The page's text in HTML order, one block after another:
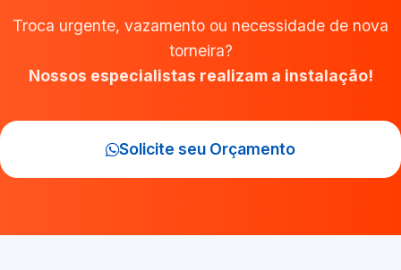
Troca urgente, vazamento ou necessidade de nova
torneira?
Nossos especialistas realizam a instalação!
Solicite seu Orçamento